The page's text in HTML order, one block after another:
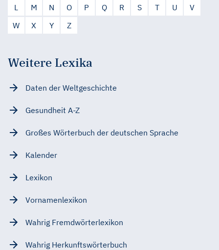
L
M N O P Q R S T U
V
W
X Y Z
Weitere Lexika
Daten der Weltgeschichte
Gesundheit A-Z
Großes Wörterbuch der deutschen Sprache
Kalender
Lexikon
Vornamenlexikon
Wahrig Fremdwörterlexikon
Wahrig Herkunftswörterbuch